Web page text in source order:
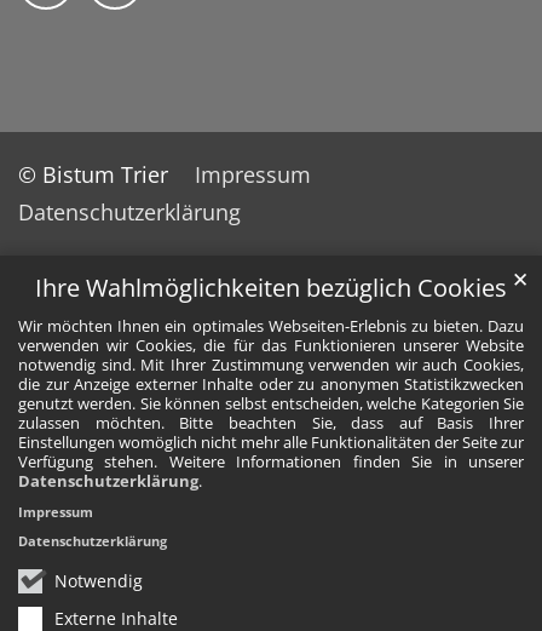
Ihre Wahlmöglichkeiten bezüglich Cookies
Wir möchten Ihnen ein optimales Webseiten-Erlebnis zu bieten. Dazu
verwenden wir Cookies, die für das Funktionieren unserer Website
notwendig sind. Mit Ihrer Zustimmung verwenden wir auch Cookies,
die zur Anzeige externer Inhalte oder zu anonymen Statistikzwecken
genutzt werden. Sie können selbst entscheiden, welche Kategorien Sie
zulassen möchten. Bitte beachten Sie, dass auf Basis Ihrer
Einstellungen womöglich nicht mehr alle Funktionalitäten der Seite zur
Verfügung stehen. Weitere Informationen finden Sie in unserer
Datenschutzerklärung.
Notwendig
Externe Inhalte
✕
Impressum
Datenschutzerklärung
© Bistum Trier
Impressum
Datenschutzerklärung